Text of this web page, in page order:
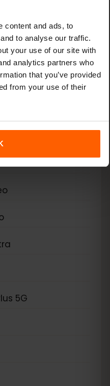
content and ads, to
to analyse our traffic.
your use of our site with
analytics partners who
that you’ve provided
from your use of their
Pro Plus
*
5G